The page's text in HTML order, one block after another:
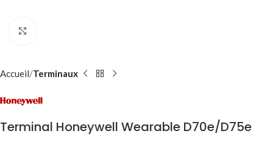
Accueil Terminaux
Terminal Honeywell Wearable D70e/D75e